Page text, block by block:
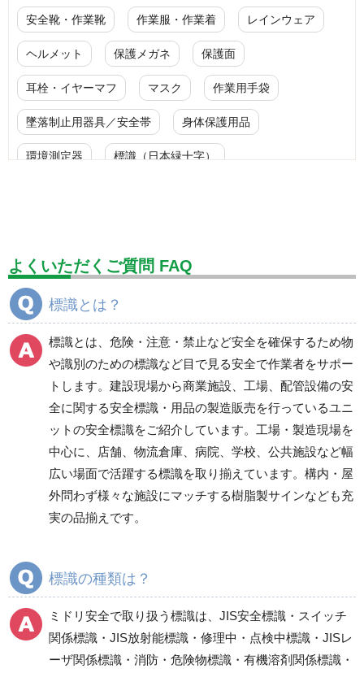
安全靴・作業靴 作業服・作業着 レインウェア
ヘルメット 保護メガネ 保護面
耳栓・イヤーマフ マスク 作業用手袋
墜落制止用器具／安全帯 身体保護用品
環境測定器 標識（日本緑十字）
設備用品・作業補助用品 工事作業用品
分煙対策機器
電気保守用品 ワイパー クリーンルーム対策用品
防災グッズ（防災セット） 救急医療品
健康管理器具 季節商品 ウイルス対策用品
商品カテゴリ一覧
工事現場（重機・車
両）
道路工事周辺
安全掲示版
スーパーフラット掲示
スーパーフラット掲示
板（ミニサイズ・土木
用）
よくいただくご質問 FAQ
標識とは？
標識とは、危険・注意・禁止など安全を確保するため物
や識別のための標識など目で見る安全で作業者をサポー
トします。建設現場から商業施設、工場、配管設備の安
全に関する安全標識・用品の製造販売を行っているユニ
ットの安全標識をご紹介しています。工場・製造現場を
中心に、店舗、物流倉庫、病院、学校、公共施設など幅
広い場面で活躍する標識を取り揃えています。構内・屋
外問わず様々な施設にマッチする樹脂製サインなども充
実の品揃えです。
標識の種類は？
ミドリ安全で取り扱う標識は、JIS安全標識・スイッチ
関係標識・JIS放射能標識・修理中・点検中標識・JISレ
ーザ関係標識・消防・危険物標識・有機溶剤関係標識・